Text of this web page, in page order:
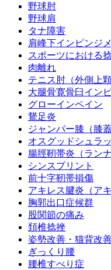
野球肘
野球肩
タナ障害
肩峰下インピンジ
スポーツにおける
肉離れ
テニス肘（外側上顆
大腿骨寛骨臼イン
グローインペイン
鵞足炎
ジャンパー膝（膝蓋
オスグッドシュラ
腸脛靭帯炎（ラン
シンスプリント
前十字靭帯損傷
アキレス腱炎（ア
胸郭出口症候群
股関節の痛み
頚椎捻挫
姿勢改善・猫背改
ぎっくり腰
腰椎すべり症